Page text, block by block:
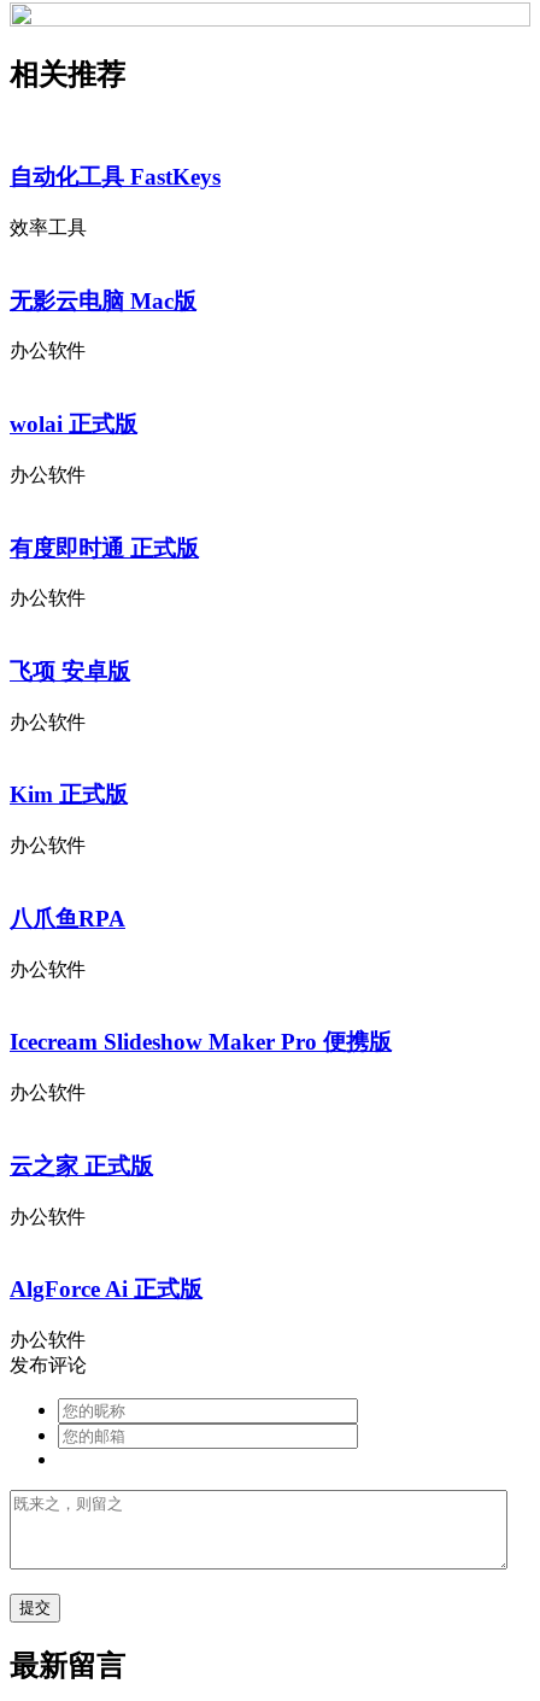
相关推荐
自动化工具 FastKeys
效率工具
无影云电脑 Mac版
办公软件
wolai 正式版
办公软件
有度即时通 正式版
办公软件
飞项 安卓版
办公软件
Kim 正式版
办公软件
八爪鱼RPA
办公软件
Icecream Slideshow Maker Pro 便携版
办公软件
云之家 正式版
办公软件
AlgForce Ai 正式版
办公软件
发布评论
最新留言